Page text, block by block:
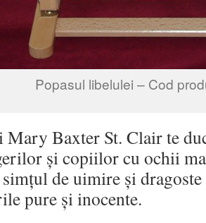
Popasul libelulei – Cod
Baxter St. Clair te
și copiilor cu ochii
de uimire și
pure și inocente.